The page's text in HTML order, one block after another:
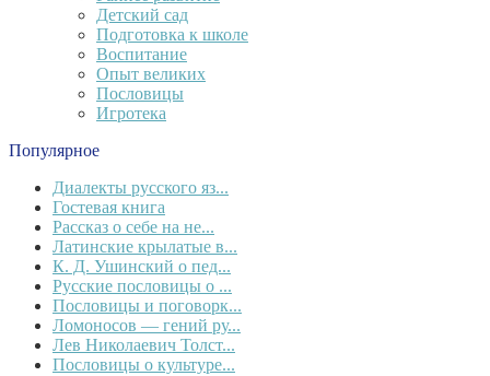
Детский сад
Подготовка к школе
Воспитание
Опыт великих
Пословицы
Игротека
Популярное
Диалекты русского яз...
Гостевая книга
Рассказ о себе на не...
Латинские крылатые в...
К. Д. Ушинский о пед...
Русские пословицы о ...
Пословицы и поговорк...
Ломоносов — гений ру...
Лев Николаевич Толст...
Пословицы о культуре...